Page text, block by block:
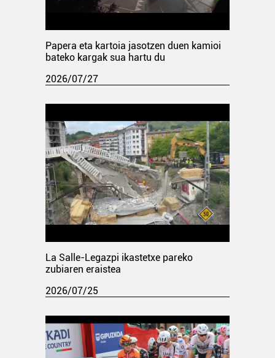
Papera eta kartoia jasotzen duen kamioi
bateko kargak sua hartu du
2026/07/27
La Salle-Legazpi ikastetxe pareko
zubiaren eraistea
2026/07/25